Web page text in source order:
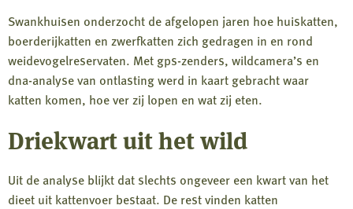
Swankhuisen onderzocht de afgelopen jaren hoe huiskatten,
boerderijkatten en zwerfkatten zich gedragen in en rond
weidevogelreservaten. Met gps-zenders, wildcamera’s en
dna-analyse van ontlasting werd in kaart gebracht waar
katten komen, hoe ver zij lopen en wat zij eten.
Driekwart uit het wild
Uit de analyse blijkt dat slechts ongeveer een kwart van het
dieet uit kattenvoer bestaat. De rest vinden katten